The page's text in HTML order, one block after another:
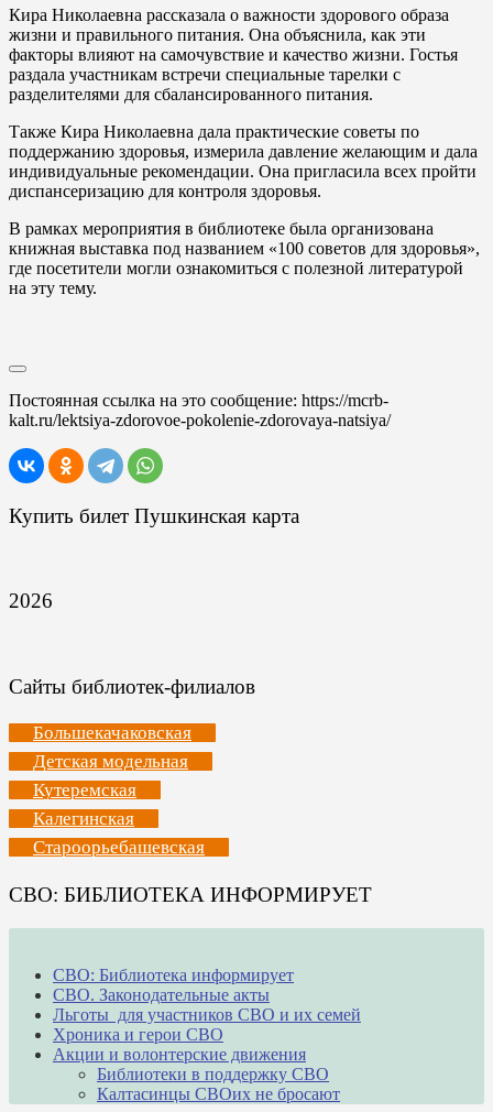
Кира Николаевна рассказала о важности здорового образа
жизни и правильного питания. Она объяснила, как эти
факторы влияют на самочувствие и качество жизни. Гостья
раздала участникам встречи специальные тарелки с
разделителями для сбалансированного питания.
Также Кира Николаевна дала практические советы по
поддержанию здоровья, измерила давление желающим и дала
индивидуальные рекомендации. Она пригласила всех пройти
диспансеризацию для контроля здоровья.
В рамках мероприятия в библиотеке была организована
книжная выставка под названием «100 советов для здоровья»,
где посетители могли ознакомиться с полезной литературой
на эту тему.
Постоянная ссылка на это сообщение: https://mcrb-
kalt.ru/lektsiya-zdorovoe-pokolenie-zdorovaya-natsiya/
Купить билет Пушкинская карта
2026
Сайты библиотек-филиалов
Большекачаковская
Детская модельная
Кутеремская
Калегинская
Староорьебашевская
СВО: БИБЛИОТЕКА ИНФОРМИРУЕТ
СВО: Библиотека информирует
СВО. Законодательные акты
Льготы для участников СВО и их семей
Хроника и герои СВО
Акции и волонтерские движения
Библиотеки в поддержку СВО
Калтасинцы СВОих не бросают